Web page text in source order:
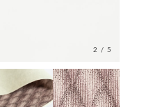
2 /5